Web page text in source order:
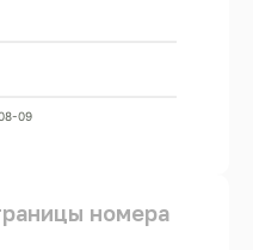
09
номера